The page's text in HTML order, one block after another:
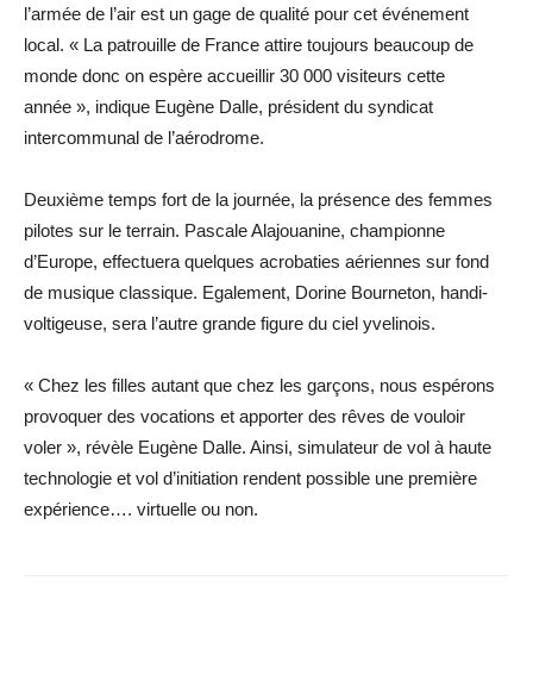
l’armée de l’air est un gage de qualité pour cet événement
local. « La patrouille de France attire toujours beaucoup de
monde donc on espère accueillir 30 000 visiteurs cette
année », indique Eugène Dalle, président du syndicat
intercommunal de l’aérodrome.
Deuxième temps fort de la journée, la présence des femmes
pilotes sur le terrain. Pascale Alajouanine, championne
d’Europe, effectuera quelques acrobaties aériennes sur fond
de musique classique. Egalement, Dorine Bourneton, handi-
voltigeuse, sera l’autre grande figure du ciel yvelinois.
« Chez les filles autant que chez les garçons, nous espérons
provoquer des vocations et apporter des rêves de vouloir
voler », révèle Eugène Dalle. Ainsi, simulateur de vol à haute
technologie et vol d’initiation rendent possible une première
expérience…. virtuelle ou non.